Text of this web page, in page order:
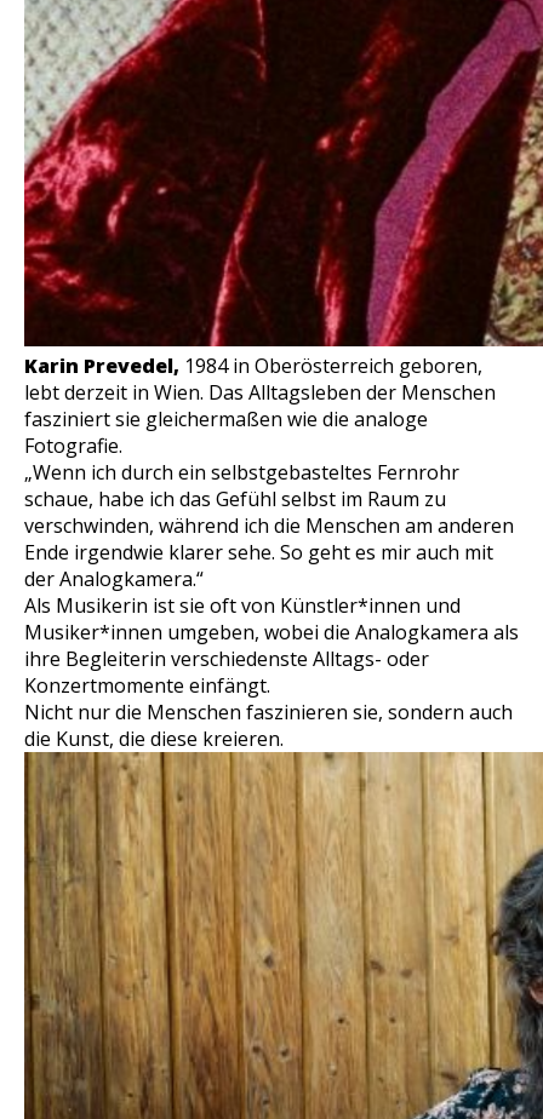
Karin Prevedel, 1984 in Oberösterreich geboren,
lebt derzeit in Wien. Das Alltagsleben der Menschen
fasziniert sie gleichermaßen wie die analoge
Fotografie.
„Wenn ich durch ein selbstgebasteltes Fernrohr
schaue, habe ich das Gefühl selbst im Raum zu
verschwinden, während ich die Menschen am anderen
Ende irgendwie klarer sehe. So geht es mir auch mit
der Analogkamera.“
Als Musikerin ist sie oft von Künstler*innen und
Musiker*innen umgeben, wobei die Analogkamera als
ihre Begleiterin verschiedenste Alltags- oder
Konzertmomente einfängt.
Nicht nur die Menschen faszinieren sie, sondern auch
die Kunst, die diese kreieren.